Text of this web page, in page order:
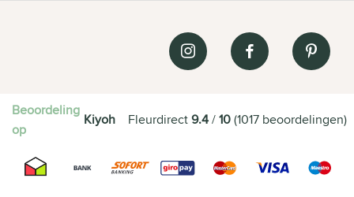
Beoordeling
op
Kiyoh Fleurdirect9.4/10(1017 beoordelingen)